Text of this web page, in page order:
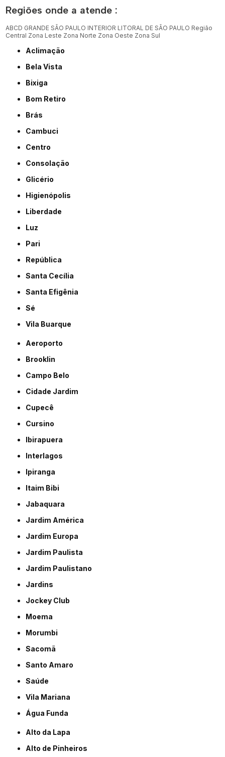
Regiões onde a atende :
ABCD GRANDE SÃO PAULO INTERIOR LITORAL DE SÃO PAULO Região
Central Zona Leste Zona Norte Zona Oeste Zona Sul
Aclimação
Bela Vista
Bixiga
Bom Retiro
Brás
Cambuci
Centro
Consolação
Glicério
Higienópolis
Liberdade
Luz
Pari
República
Santa Cecília
Santa Efigênia
Sé
Vila Buarque
Aeroporto
Brooklin
Campo Belo
Cidade Jardim
Cupecê
Cursino
Ibirapuera
Interlagos
Ipiranga
Itaim Bibi
Jabaquara
Jardim América
Jardim Europa
Jardim Paulista
Jardim Paulistano
Jardins
Jockey Club
Moema
Morumbi
Sacomã
Santo Amaro
Saúde
Vila Mariana
Água Funda
Alto da Lapa
Alto de Pinheiros